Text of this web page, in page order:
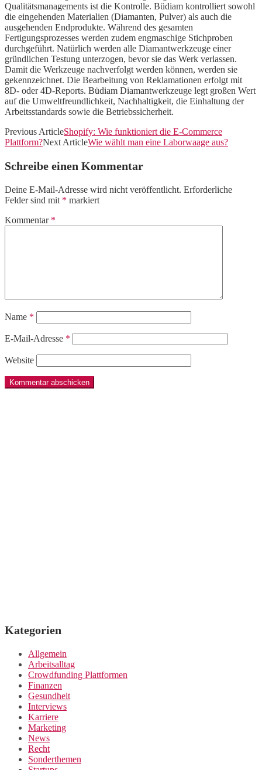
Qualitätsmanagements ist die Kontrolle. Büdiam kontrolliert sowohl
die eingehenden Materialien (Diamanten, Pulver) als auch die
ausgehenden Endprodukte. Während des gesamten
Fertigungsprozesses werden zudem engmaschige Stichproben
durchgeführt. Natürlich werden alle Diamantwerkzeuge einer
gründlichen Testung unterzogen, bevor sie das Werk verlassen.
Damit die Werkzeuge nachverfolgt werden können, werden sie
gekennzeichnet. Die Bearbeitung von Reklamationen erfolgt mit
8D- oder 4D-Reports. Büdiam Diamantwerkzeuge legt großen Wert
auf die Umweltfreundlichkeit, Nachhaltigkeit, die Einhaltung der
Arbeitsstandards sowie die Betriebssicherheit.
Previous ArticleShopify: Wie funktioniert die E-Commerce
Plattform?Next ArticleWie wählt man eine Laborwaage aus?
Schreibe einen Kommentar
Deine E-Mail-Adresse wird nicht veröffentlicht. Erforderliche
Felder sind mit * markiert
Kommentar *
Name *
E-Mail-Adresse *
Website
Kategorien
Allgemein
Arbeitsalltag
Crowdfunding Plattformen
Finanzen
Gesundheit
Interviews
Karriere
Marketing
News
Recht
Sonderthemen